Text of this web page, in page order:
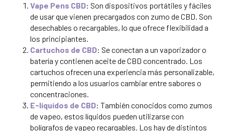
Vape Pens CBD: Son dispositivos portátiles y fáciles
de usar que vienen precargados con zumo de CBD. Son
desechables o recargables, lo que ofrece flexibilidad a
los principiantes.
Cartuchos de CBD: Se conectan a un vaporizador o
batería y contienen aceite de CBD concentrado. Los
cartuchos ofrecen una experiencia más personalizable,
permitiendo a los usuarios cambiar entre sabores o
concentraciones.
E-líquidos de CBD: También conocidos como zumos
de vapeo, estos líquidos pueden utilizarse con
bolígrafos de vapeo recargables. Los hay de distintos